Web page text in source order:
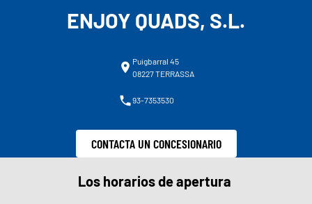
ENJOY QUADS, S.L.
Puigbarral 45
08227 TERRASSA
93-7353530
CONTACTA UN CONCESIONARIO
Los horarios de apertura